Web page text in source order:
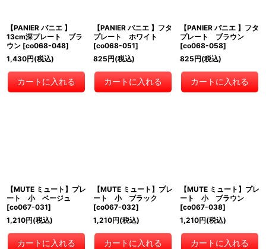
【PANIER パニエ 】
13cm深プレート ブラ
ウン [co068-048]
1,430円(税込)
カートに入れる
【PANIER パニエ 】フタ
プレート ホワイト
[co068-051]
825円(税込)
カートに入れる
【PANIER パニエ 】フタ
プレート ブラウン
[co068-058]
825円(税込)
カートに入れる
【MUTE ミュート】プレ
ート 小 ベージュ
[co067-031]
1,210円(税込)
カートに入れる
【MUTE ミュート】プレ
ート 小 ブラック
[co067-032]
1,210円(税込)
カートに入れる
【MUTE ミュート】プレ
ート 小 ブラウン
[co067-038]
1,210円(税込)
カートに入れる